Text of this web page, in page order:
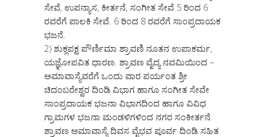
ಸೇವೆ, ಉಪನ್ಯಾಸ, ಕೀರ್ತನೆ, ಸಂಗೀತ ಸೇವೆ 5 ರಿಂದ 6
ರವರೆಗೆ ಪಾಲಕಿ ಸೇವೆ. 6 ರಿಂದ 8 ರವರೆಗೆ ಸಾಂಪ್ರದಾಯಕ
ಭಜನೆ.
2) ಶುಕ್ಲಪಕ್ಷ ಪೌರ್ಣಿಮಾ ಶ್ರಾವಣಿ ನೂತನ ಉಪಾಕರ್ಮ,
ಯಜ್ಞೋಪವಿತ ಧಾರಣ. ಶ್ರಾವಣ ವೈದ್ಯ ನವಮಿಯಿಂದ –
ಅಮಾವಾಸ್ಯೆವರೆಗೆ ಒಂದು ವಾರ ಪರ್ಯಂತ ಶ್ರೀ
ಚಿದಂಬರೇಶ್ವರ ದಿಂಡಿ ವಿಭಾಗ ಹಾಗೂ ಸಂಗೀತ ಸೇವೇ
ಸಾಂಪ್ರದಾಯಕ ಭಜನಾ ವಿಭಾಗದಿಂದ ಹಾಗೂ ವಿವಿಧ
ಗ್ರಾಮಗಳ ಭಜನಾ ಮಂಡಳಿಗಳಿಂದ ನಗರ ಸಂಕೀರ್ತನೆ.
ಶ್ರಾವಣ ಅಮಾವಾಸ್ಯೆ ದಿವಸ ವೈಭವ ಪೂರ್ವ ದಿಂಡಿ ಸಹಿತ